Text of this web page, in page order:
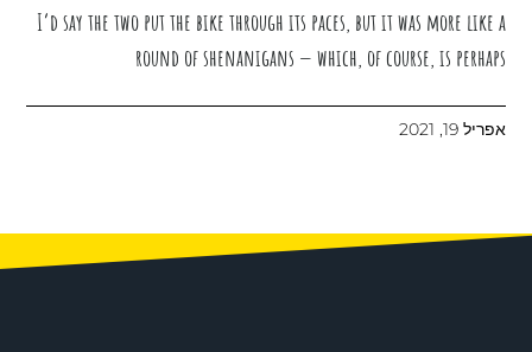
I’d say the two put the bike through its paces, but it was more like a
round of shenanigans — which, of course, is perhaps
אפריל 19, 2021